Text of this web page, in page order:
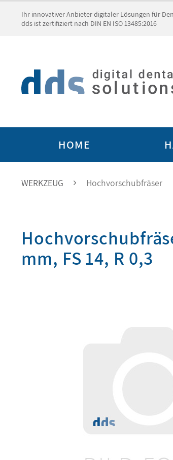
Ihr innovativer Anbieter digitaler Lösungen für
dds ist zertifiziert nach DIN EN ISO 13485:2016
HOME
WERKZEUG Hochvorschubfräser
mm, FS 14, R 0,3